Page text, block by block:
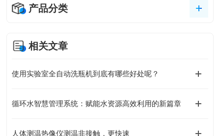
产品分类
相关文章
使用实验室全自动洗瓶机到底有哪些好处呢？
循环水智慧管理系统：赋能水资源高效利用的新篇章
人体测温热像仪测温非接触，更快速